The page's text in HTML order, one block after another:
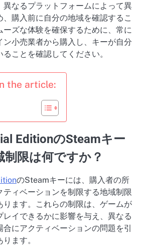
異なるプラットフォームによって異
、購入前に自分の地域を確認するこ
ーズな体験を確保するために、常に
ン小売業者から購入し、キーが自分
ことを確認してください。
the article:
EditionのSteamキー
制限は何ですか？
のSteamキーには、購入者の所
ティベーションを制限する地域制限
ります。これらの制限は、ゲームが
レイできるかに影響を与え、異なる
にアクティベーションの問題を引
ます。